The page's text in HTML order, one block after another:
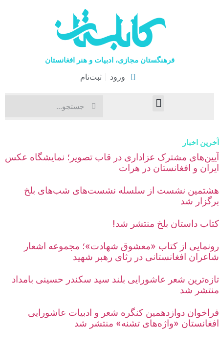
فرهنگستان مجازی، ادبیات و هنر افغانستان
ورود ثبت‌نام
اخبار
مشترک عزاداری در قاب تصویر؛ نمایشگاه عکس
و افغانستان در هرات
نشست از سلسله نشست‌های شب‌های بلخ
شد
داستان بلخ منتشر شد!
از کتاب «معشوق شهادت»؛ مجموعه اشعار
افغانستانی در رثای رهبر شهید
شعر عاشورایی بلند سید سکندر حسینی بامداد
شد
دوازدهمین کنگره شعر و ادبیات عاشورایی
«واژه‌های تشنه» منتشر شد